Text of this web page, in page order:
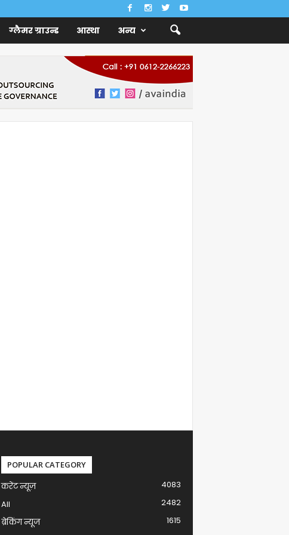
ग्लैमर ग्राउन्ड आस्था अन्य
POPULAR CATEGORY
करेंट न्यूज़
4083
All
2482
ब्रेकिंग न्यूज
1615